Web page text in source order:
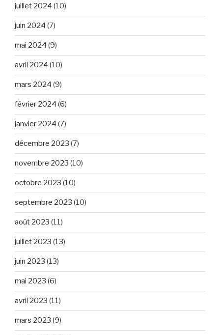
juillet 2024 (10)
juin 2024 (7)
mai 2024 (9)
avril 2024 (10)
mars 2024 (9)
février 2024 (6)
janvier 2024 (7)
décembre 2023 (7)
novembre 2023 (10)
octobre 2023 (10)
septembre 2023 (10)
août 2023 (11)
juillet 2023 (13)
juin 2023 (13)
mai 2023 (6)
avril 2023 (11)
mars 2023 (9)